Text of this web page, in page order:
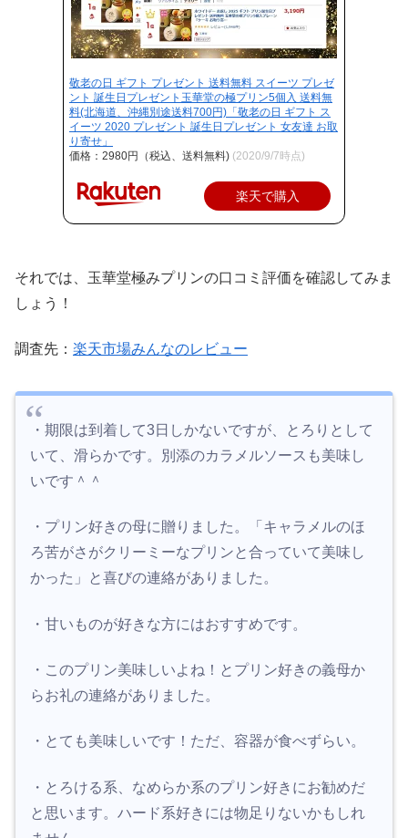
敬老の日 ギフト プレゼント 送料無料 スイーツ プレゼ
ント 誕生日プレゼント玉華堂の極プリン5個入 送料無
料(北海道、沖縄別途送料700円)「敬老の日 ギフト ス
イーツ 2020 プレゼント 誕生日プレゼント 女友達 お取
り寄せ」
価格：2980円（税込、送料無料) (2020/9/7時点)
楽天で購入
それでは、玉華堂極みプリンの口コミ評価を確認してみま
しょう！
調査先： 楽天市場みんなのレビュー
・期限は到着して3日しかないですが、とろりとして
いて、滑らかです。別添のカラメルソースも美味し
いです＾＾
・プリン好きの母に贈りました。「キャラメルのほ
ろ苦がさがクリーミーなプリンと合っていて美味し
かった」と喜びの連絡がありました。
・甘いものが好きな方にはおすすめです。
・このプリン美味しいよね！とプリン好きの義母か
らお礼の連絡がありました。
・とても美味しいです！ただ、容器が食べずらい。
・とろける系、なめらか系のプリン好きにお勧めだ
と思います。ハード系好きには物足りないかもしれ